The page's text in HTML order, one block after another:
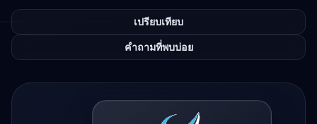
เปรียบเทียบ
คำถามที่พบบ่อย